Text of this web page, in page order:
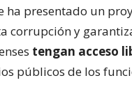
ha presentado un
corrupción y
tengan acceso
públicos de los